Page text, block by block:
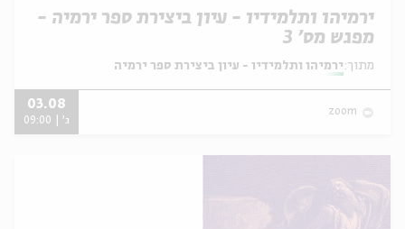
ירמיהו ותלמידיו - עיון ביצירת ספר ירמיה -
מפגש מס' 3
מתוך: ירמיהו ותלמידיו - עיון ביצירת ספר ירמיה
zoom
03.08
ג' | 09:00